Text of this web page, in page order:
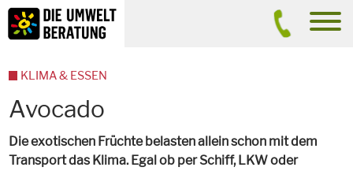
Inhalt
Suche
Avocado
Die exotischen Früchte belasten allein schon mit dem
Transport das Klima. Egal ob per Schiff, LKW oder
KLIMA & ESSEN